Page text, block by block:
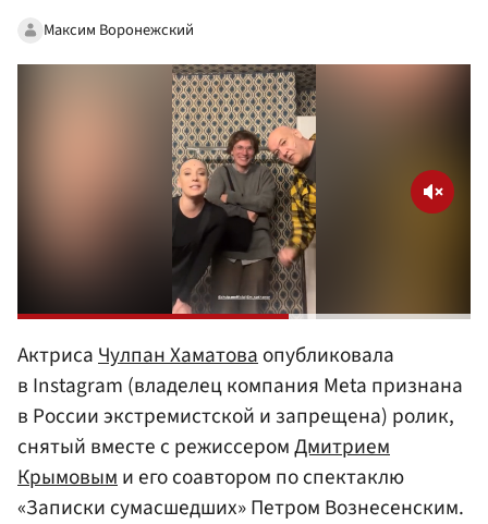
Максим Воронежский
АктрисаЧулпан Хаматоваопубликовала
в Instagram (владелец компания Meta признана
в России экстремистской и запрещена) ролик,
снятый вместе с режиссеромДмитрием
Крымовыми его соавтором по спектаклю
«Записки сумасшедших» Петром Вознесенским.